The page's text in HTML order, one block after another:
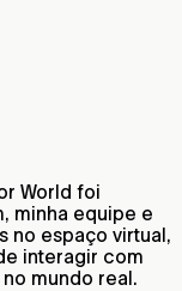
World foi
minha equipe e
no espaço virtual,
interagir com
mundo real.